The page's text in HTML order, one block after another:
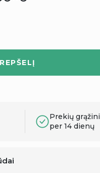
Prekių
per 14 dienų